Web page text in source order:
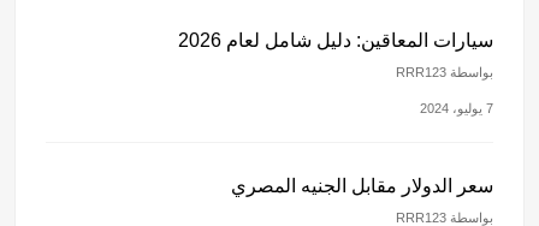
سيارات المعاقين: دليل شامل لعام 2026
بواسطة RRR123
7 يوليو، 2024
سعر الدولار مقابل الجنيه المصري
بواسطة RRR123